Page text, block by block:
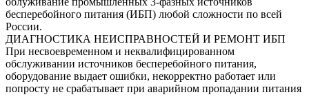
бесперебойного питания (ИБП) любой сложности по всей
России.
ДИАГНОСТИКА НЕИСПРАВНОСТЕЙ И РЕМОНТ ИБП
При несвоевременном и неквалифицированном
обслуживании источников бесперебойного питания,
оборудование выдает ошибки, некорректно работает или
попросту не срабатывает при аварийном пропадании питания